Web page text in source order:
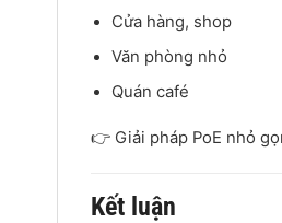
Cửa hàng, shop
Văn phòng nhỏ
Quán café
👉 Giải pháp PoE nhỏ
Kết luận